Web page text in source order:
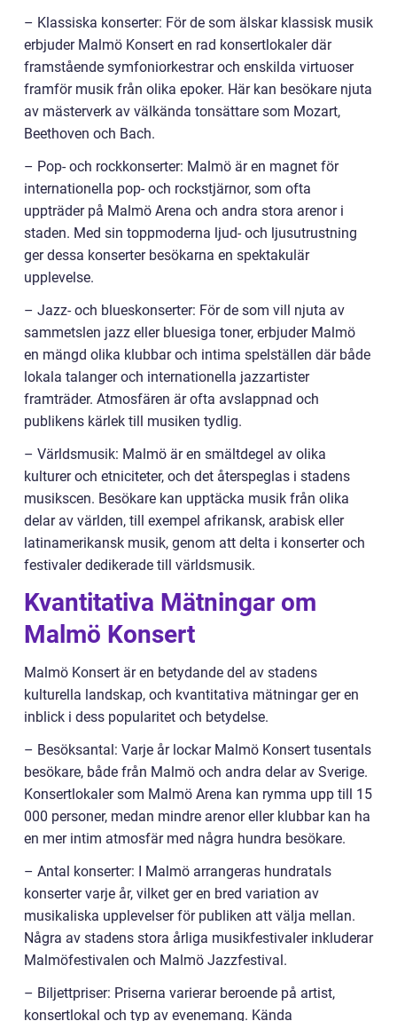
– Klassiska konserter: För de som älskar klassisk musik
erbjuder Malmö Konsert en rad konsertlokaler där
framstående symfoniorkestrar och enskilda virtuoser
framför musik från olika epoker. Här kan besökare njuta
av mästerverk av välkända tonsättare som Mozart,
Beethoven och Bach.
– Pop- och rockkonserter: Malmö är en magnet för
internationella pop- och rockstjärnor, som ofta
uppträder på Malmö Arena och andra stora arenor i
staden. Med sin toppmoderna ljud- och ljusutrustning
ger dessa konserter besökarna en spektakulär
upplevelse.
– Jazz- och blueskonserter: För de som vill njuta av
sammetslen jazz eller bluesiga toner, erbjuder Malmö
en mängd olika klubbar och intima spelställen där både
lokala talanger och internationella jazzartister
framträder. Atmosfären är ofta avslappnad och
publikens kärlek till musiken tydlig.
– Världsmusik: Malmö är en smältdegel av olika
kulturer och etniciteter, och det återspeglas i stadens
musikscen. Besökare kan upptäcka musik från olika
delar av världen, till exempel afrikansk, arabisk eller
latinamerikansk musik, genom att delta i konserter och
festivaler dedikerade till världsmusik.
Kvantitativa Mätningar om
Malmö Konsert
Malmö Konsert är en betydande del av stadens
kulturella landskap, och kvantitativa mätningar ger en
inblick i dess popularitet och betydelse.
– Besöksantal: Varje år lockar Malmö Konsert tusentals
besökare, både från Malmö och andra delar av Sverige.
Konsertlokaler som Malmö Arena kan rymma upp till 15
000 personer, medan mindre arenor eller klubbar kan ha
en mer intim atmosfär med några hundra besökare.
– Antal konserter: I Malmö arrangeras hundratals
konserter varje år, vilket ger en bred variation av
musikaliska upplevelser för publiken att välja mellan.
Några av stadens stora årliga musikfestivaler inkluderar
Malmöfestivalen och Malmö Jazzfestival.
– Biljettpriser: Priserna varierar beroende på artist,
konsertlokal och typ av evenemang. Kända